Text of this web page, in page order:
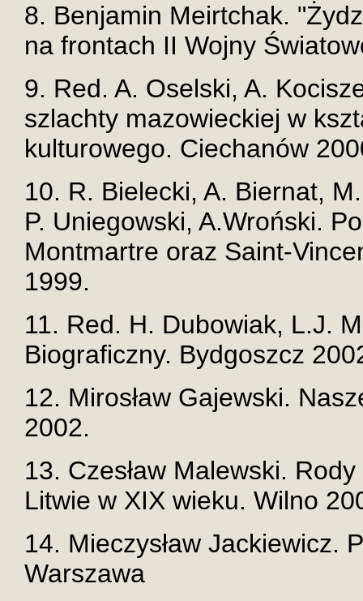
8. Benjamin Meirtchak.
na frontach II Wojny
9. Red. A. Oselski, A.
szlachty mazowieckiej w
kulturowego. Ciechanów
10. R. Bielecki, A. Biernat,
P. Uniegowski, A.Wroński.
Montmartre oraz Saint-
1999.
11. Red. H. Dubowiak, L.J.
Biograficzny. Bydgoszcz
12. Mirosław Gajewski.
2002.
13. Czesław Malewski.
Litwie w XIX wieku. Wilno
14. Mieczysław Jackiewicz.
Warszawa